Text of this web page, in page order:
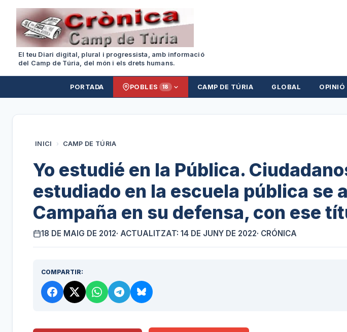
El teu Diari digital, plural i progressista, amb informació
del Camp de Túria, del món i els drets humans.
PORTADA POBLES 18 CAMP DE TÚRIA GLOBAL OPINIÓ
INICI › CAMP DE TÚRIA
Yo estudié en la Pública.
estudiado en la escuela pública se
Campaña en su defensa, con ese
18 DE MAIG DE 2012· ACTUALITZAT: 14 DE JUNY DE 2022· CRÓNICA
COMPARTIR: